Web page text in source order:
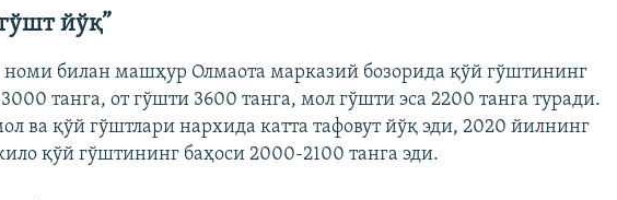
йўқ”
номи билан машҳур Олмаота марказий бозорида қўй гўштининг
танга, от гўшти 3600 танга, мол гўшти эса 2200 танга туради.
ва қўй гўштлари нархида катта тафовут йўқ эди, 2020 йилнинг
қўй гўштининг баҳоси 2000-2100 танга эди.